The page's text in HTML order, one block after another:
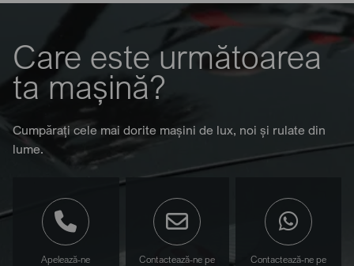
Care este următoarea
ta mașină?
Cumpărați cele mai dorite mașini de lux, noi și rulate din
lume.
Apelează-ne Contactează-ne pe Contactează-ne pe